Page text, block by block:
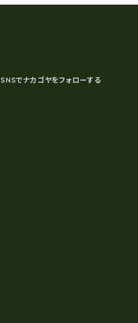
SNSでナカゴヤをフォローする